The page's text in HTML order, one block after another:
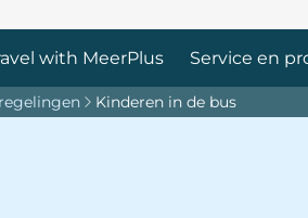
with MeerPlus Service en
Kinderen in de bus